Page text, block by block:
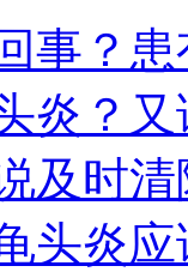
事？
炎？
及时
头炎